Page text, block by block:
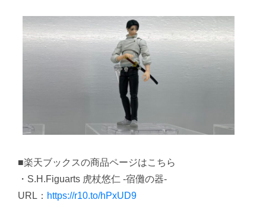
■楽天ブックスの商品ページはこちら
・S.H.Figuarts 虎杖悠仁 -宿儺の器-
URL： https://r10.to/hPxUD9